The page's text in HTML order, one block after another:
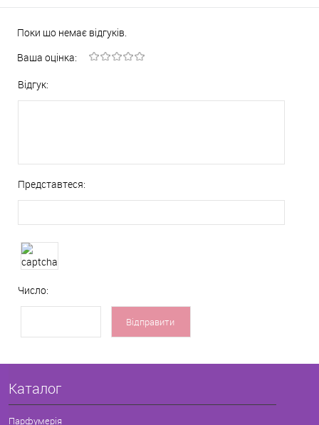
Поки що немає відгуків.
Ваша оцінка:
Відгук:
Представтеся:
Число:
Каталог
Парфумерія